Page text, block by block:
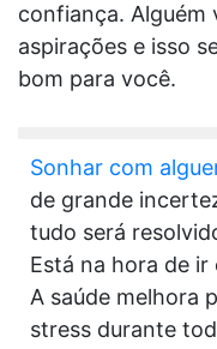
confiança. Alguém
aspirações e isso
bom para você.
Sonhar com
de grande
tudo será
Está na hora de
A saúde melhora
stress durante